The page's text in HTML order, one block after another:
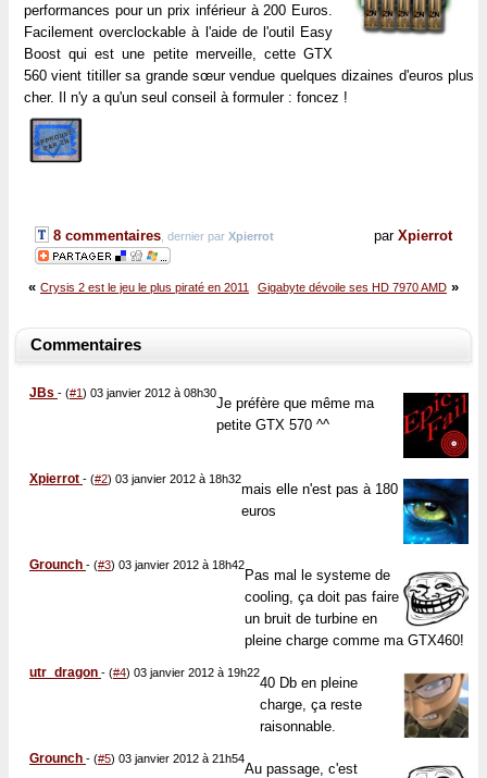
performances pour un prix inférieur à 200 Euros.
Facilement overclockable à l'aide de l'outil Easy
Boost qui est une petite merveille, cette GTX
560 vient titiller sa grande sœur vendue quelques dizaines d'euros plus
cher. Il n'y a qu'un seul conseil à formuler : foncez !
par Xpierrot
8 commentaires , dernier par Xpierrot
Gigabyte dévoile ses HD 7970 AMD »
« Crysis 2 est le jeu le plus piraté en 2011
Commentaires
JBs - (#1) 03 janvier 2012 à 08h30
Je préfère que même ma
petite GTX 570 ^^
Xpierrot - (#2) 03 janvier 2012 à 18h32
mais elle n'est pas à 180
euros
Grounch - (#3) 03 janvier 2012 à 18h42
Pas mal le systeme de
cooling, ça doit pas faire
un bruit de turbine en
pleine charge comme ma GTX460!
utr_dragon - (#4) 03 janvier 2012 à 19h22
40 Db en pleine
charge, ça reste
raisonnable.
Grounch - (#5) 03 janvier 2012 à 21h54
Au passage, c'est